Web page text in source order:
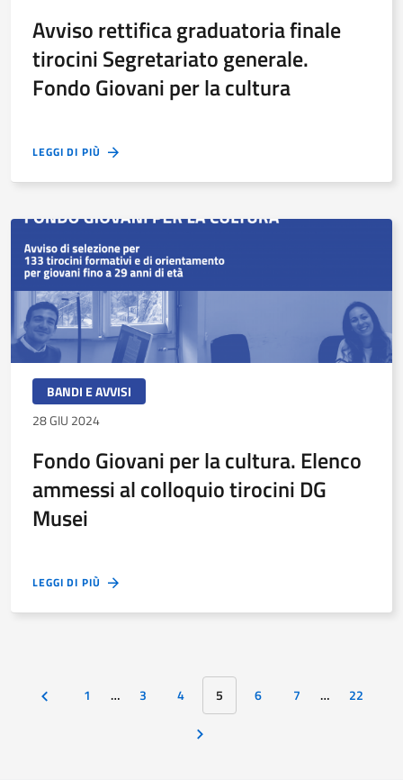
Avviso rettifica graduatoria finale
tirocini Segretariato generale.
Fondo Giovani per la cultura
LEGGI DI PIÙ
BANDI E AVVISI
28 GIU 2024
Fondo Giovani per la cultura. Elenco
ammessi al colloquio tirocini DG
Musei
LEGGI DI PIÙ
1 … 3 4 5 6 7 … 22